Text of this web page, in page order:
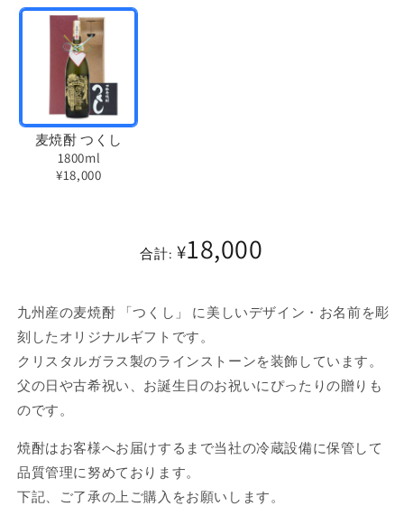
麦焼酎 つくし
1800ml
¥18,000
ョ
ン
は
売
切
れ
て
合計: ¥18,000
九州産の麦焼酎 「つくし」 に美しいデザイン・お名前を彫
刻したオリジナルギフトです。
クリスタルガラス製のラインストーンを装飾しています。
父の日や古希祝い、お誕生日のお祝いにぴったりの贈りも
のです。
焼酎はお客様へお届けするまで当社の冷蔵設備に保管して
品質管理に努めております。
下記、ご了承の上ご購入をお願いします。